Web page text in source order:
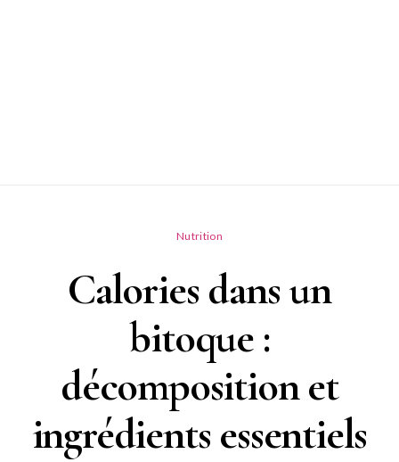
Nutrition
Calories dans un
bitoque :
décomposition et
ingrédients essentiels